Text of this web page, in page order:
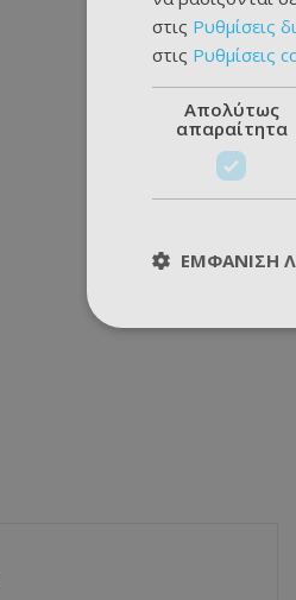
στις Ρυθμίσεις
στις Ρυθμίσεις
Απολύτως
απαραίτητα
ΕΜΦΆΝΙΣΗ